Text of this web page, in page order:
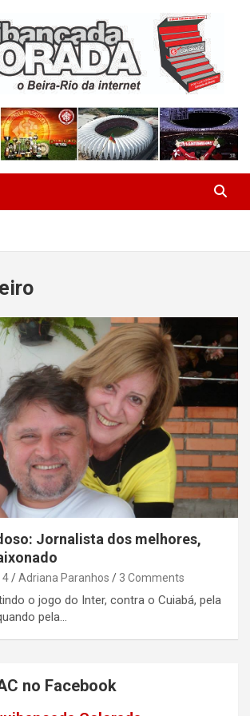
Colorada
Jornalista dos melhores,
Adriana Paranhos 3 Comments
o jogo do Inter, contra o Cuiabá, pela
pela…
no Facebook